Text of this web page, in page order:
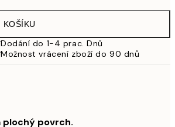
KOŠÍKU
Dodání do 1-4 prac. Dnů
Možnost vrácení zboží do 90 dnů
povrch.